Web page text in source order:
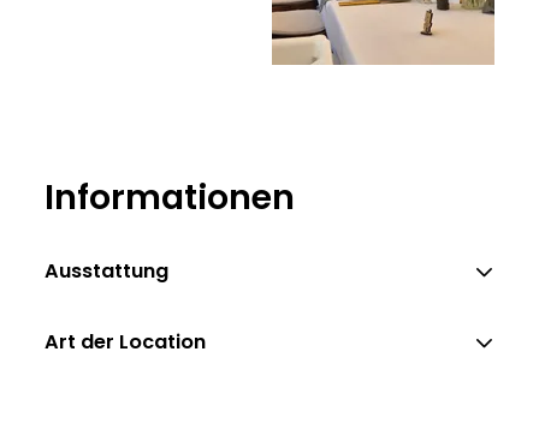
Informationen
Ausstattung
Art der Location